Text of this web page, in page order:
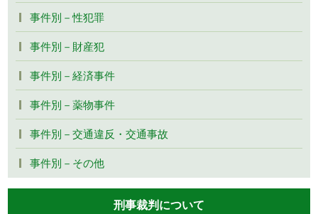
事件別－性犯罪
事件別－財産犯
事件別－経済事件
事件別－薬物事件
事件別－交通違反・交通事故
事件別－その他
刑事裁判について